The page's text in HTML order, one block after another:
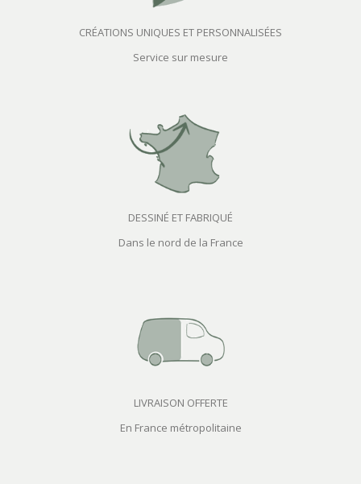
CRÉATIONS UNIQUES ET PERSONNALISÉES
Service sur mesure
DESSINÉ ET FABRIQUÉ
Dans le nord de la France
LIVRAISON OFFERTE
En France métropolitaine